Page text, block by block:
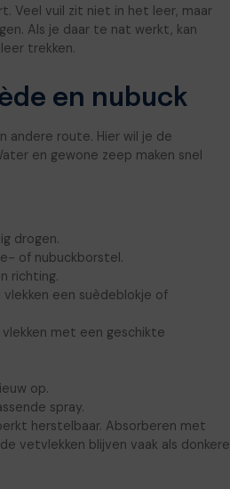
Veel vuil zit niet in het leer, maar
Als je daar te nat werkt, kan
trekken.
en nubuck
andere route. Hier wil je de
en gewone zeep maken snel
drogen.
of nubuckborstel.
richting.
vlekken een suèdeblokje of
vlekken met een geschikte
op.
spray.
herstelbaar. Absorberen met
vetvlekken blijven vaak als donkere